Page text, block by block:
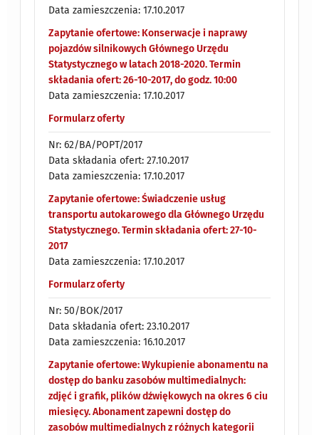
Data zamieszczenia: 17.10.2017
Zapytanie ofertowe: Konserwacje i naprawy
pojazdów silnikowych Głównego Urzędu
Statystycznego w latach 2018-2020. Termin
składania ofert: 26-10-2017, do godz. 10:00
Data zamieszczenia: 17.10.2017
Formularz oferty
Nr: 62/BA/POPT/2017
Data składania ofert: 27.10.2017
Data zamieszczenia: 17.10.2017
Zapytanie ofertowe: Świadczenie usług
transportu autokarowego dla Głównego Urzędu
Statystycznego. Termin składania ofert: 27-10-
2017
Data zamieszczenia: 17.10.2017
Formularz oferty
Nr: 50/BOK/2017
Data składania ofert: 23.10.2017
Data zamieszczenia: 16.10.2017
Zapytanie ofertowe: Wykupienie abonamentu na
dostęp do banku zasobów multimedialnych:
zdjęć i grafik, plików dźwiękowych na okres 6 ciu
miesięcy. Abonament zapewni dostęp do
zasobów multimedialnych z różnych kategorii